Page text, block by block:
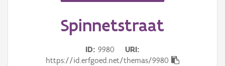
Spinnetstraat
ID 9980
URI
https://id.erfgoed.net/themas/9980